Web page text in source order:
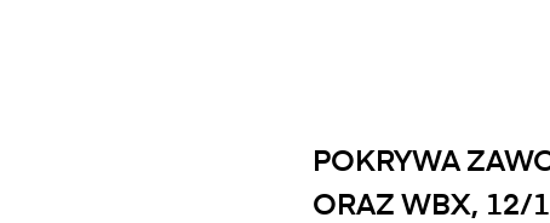
POKRYWA
ORAZ WBX, 12/